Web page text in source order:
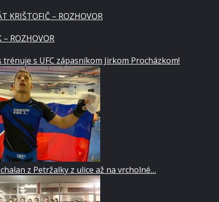
KRIŠTOFIČ – ROZHOVOR
– ROZHOVOR
trénuje s UFC zápasníkom Jirkom Procházkom!
z Petržalky z ulice až na vrcholné…